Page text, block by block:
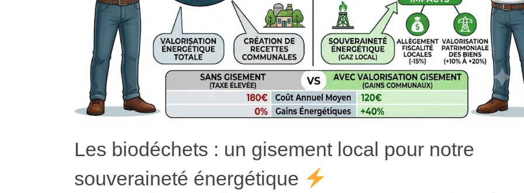
Les biodéchets : un gisement local pour notre
souveraineté énergétique